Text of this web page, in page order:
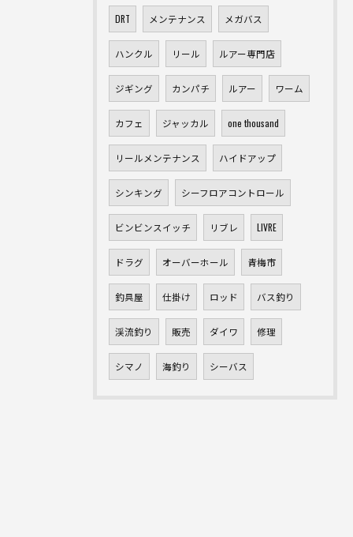
DRT メンテナンス メガバス
ハンクル リール ルアー専門店
ジギング カンパチ ルアー ワーム
カフェ ジャッカル one thousand
リールメンテナンス ハイドアップ
シンキング シーフロアコントロール
ビンビンスイッチ リブレ LIVRE
ドラグ オーバーホール 青梅市
釣具屋 仕掛け ロッド バス釣り
渓流釣り 販売 ダイワ 修理
シマノ 海釣り シーバス